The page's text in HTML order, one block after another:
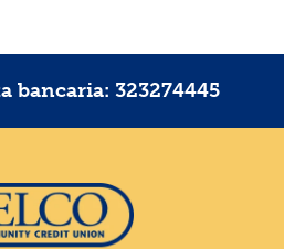
bancaria: 323274445